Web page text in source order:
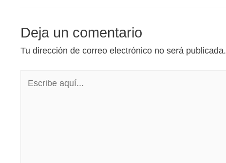
Deja un comentario
Tu dirección de correo electrónico no será publicada.